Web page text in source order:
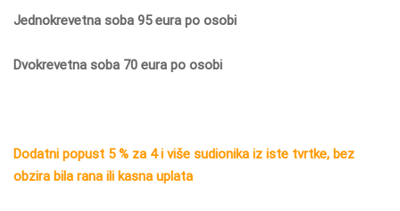
Jednokrevetna soba 95 eura po osobi
Dvokrevetna soba 70 eura po osobi
Dodatni popust 5 % za 4 i više sudionika iz iste tvrtke, bez
obzira bila rana ili kasna uplata